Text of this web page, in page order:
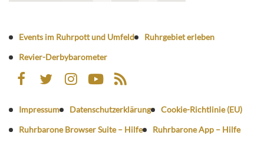
Events im Ruhrpott und Umfeld
Ruhrgebiet erleben
Revier-Derbybarometer
Impressum Datenschutzerklärung
Cookie-Richtlinie (EU)
Ruhrbarone Browser Suite – Hilfe
Ruhrbarone App – Hilfe